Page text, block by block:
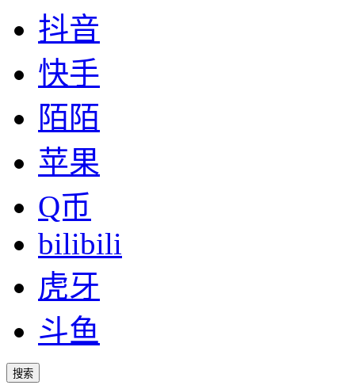
抖音
快手
陌陌
苹果
Q币
bilibili
虎牙
斗鱼
搜索